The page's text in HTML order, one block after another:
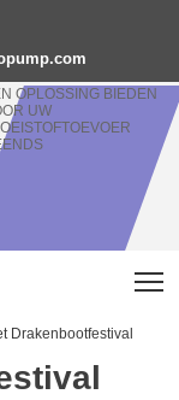
OPLOSSING BIEDEN
UW
Drakenbootfestival